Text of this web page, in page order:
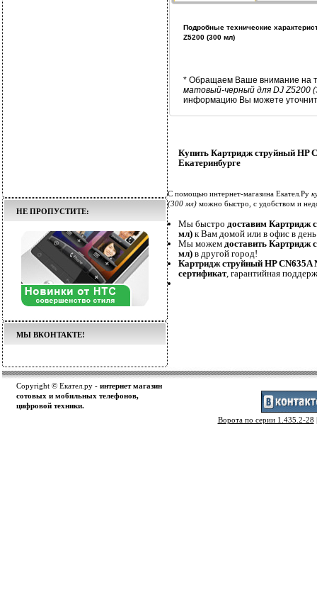
НЕ ПРОПУСТИТЕ:
МЫ ВКОНТАКТЕ!
Подробные технические
Z5200 (300 мл)
* Обращаем Ваше внимание на
матовый-черный для DJ Z5200
информацию Вы можете
Купить Картридж струйный HP
Екатеринбурге
С помощью интернет-магазина Екател.Ру
(300 мл) можно быстро, с удобством и
Мы быстро доставим Картридж
мл) к Вам домой или в офис в день
Мы можем доставить Картридж
мл) в другой город!
Картридж струйный HP
сертификат, гарантийная
Copyright © Екател.ру - интернет магазин
сотовых и мобильных телефонов,
цифровой техники.
Ворота по серии 1.435.2-28